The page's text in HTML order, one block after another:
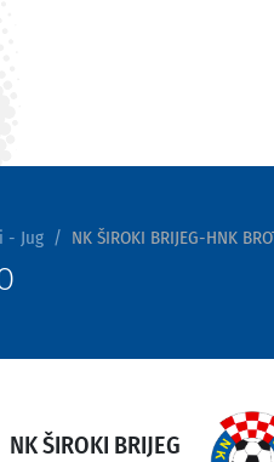
- Jug NK ŠIROKI BRIJEG-HNK
NK ŠIROKI BRIJEG